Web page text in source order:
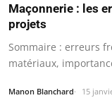
Maçonnerie : les
projets
Sommaire : erreurs
matériaux,
Manon Blanchard 15